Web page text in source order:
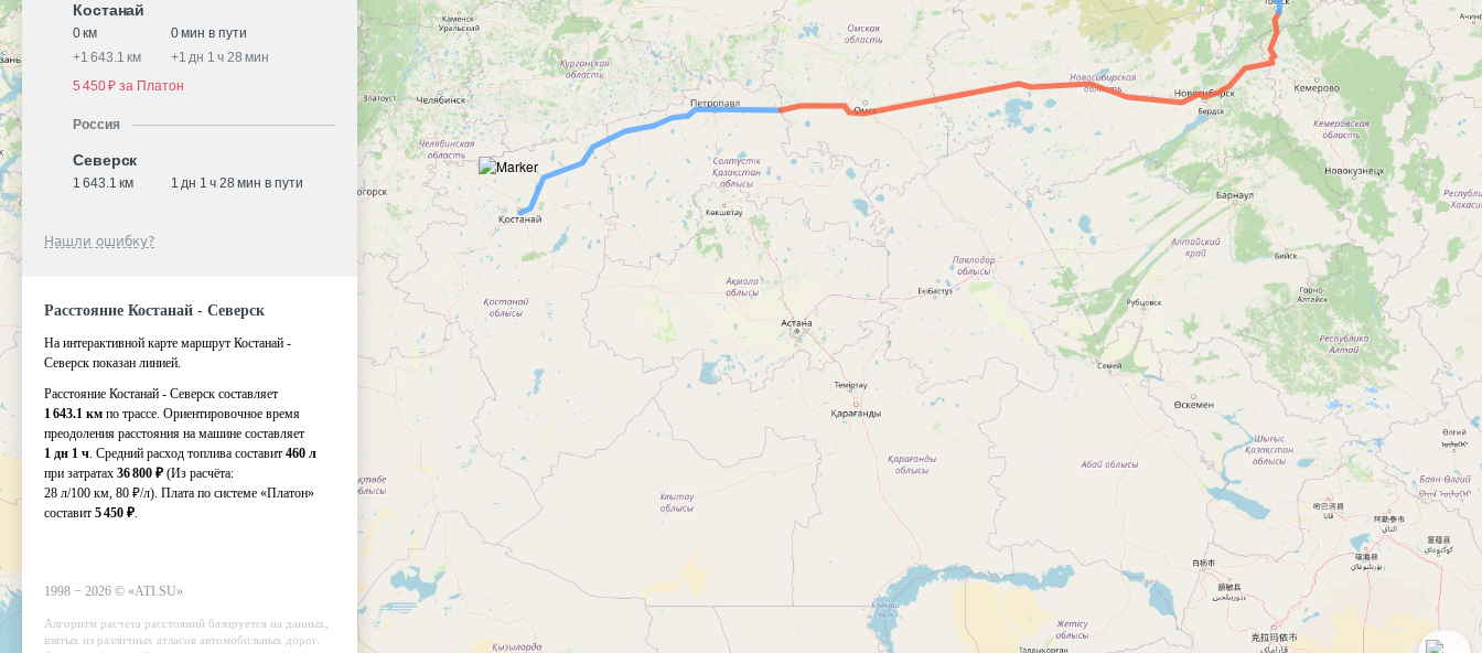
Костанай
0 км
0 мин в пути
+1 643.1 км +1 дн 1 ч 28 мин
5 450 ₽ за Платон
Россия
Северск
1 643.1 км 1 дн 1 ч 28 мин в пути
Нашли ошибку?
Расстояние Костанай - Северск
На интерактивной карте маршрут Костанай -
Северск показан линией.
Расстояние Костанай - Северск составляет
1 643.1 км по трассе. Ориентировочное время
преодоления расстояния на машине составляет
1 дн 1 ч. Средний расход топлива составит 460 л
при затратах 36 800 ₽ (Из расчёта:
28 л/100 км, 80 ₽/л). Плата по системе «Платон»
составит 5 450 ₽.
1998 − 2026 © «ATI.SU»
Алгоритм расчета расстояний базируется на данных,
взятых из различных атласов автомобильных дорог.